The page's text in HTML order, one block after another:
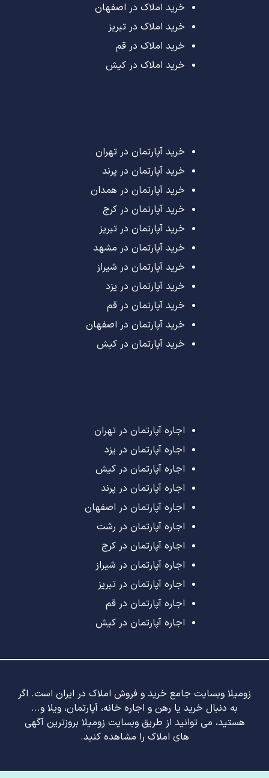
خرید املاک در اصفهان
خرید املاک در تبریز
خرید املاک در قم
خرید املاک در کیش
خرید آپارتمان در تهران
خرید آپارتمان در پرند
خرید آپارتمان در همدان
خرید آپارتمان در کرج
خرید آپارتمان در تبریز
خرید آپارتمان در مشهد
خرید آپارتمان در شیراز
خرید آپارتمان در یزد
خرید آپارتمان در قم
خرید آپارتمان در اصفهان
خرید آپارتمان در کیش
اجاره آپارتمان در تهران
اجاره آپارتمان در یزد
اجاره آپارتمان در کیش
اجاره آپارتمان در پرند
اجاره آپارتمان در اصفهان
اجاره آپارتمان در رشت
اجاره آپارتمان در کرج
اجاره آپارتمان در شیراز
اجاره آپارتمان در تبریز
اجاره آپارتمان در قم
اجاره آپارتمان در کیش
زومیلا وبسایت جامع خرید و فروش املاک در ایران است. اگر
به دنبال خرید یا رهن و اجاره خانه، آپارتمان، ویلا و...
هستید، می توانید از طریق وبسایت زومیلا بروزترین آگهی
های املاک را مشاهده کنید.